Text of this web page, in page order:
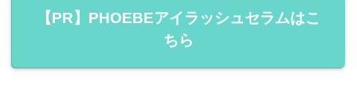
【PR】PHOEBEアイラッシュセラムはこ
ちら